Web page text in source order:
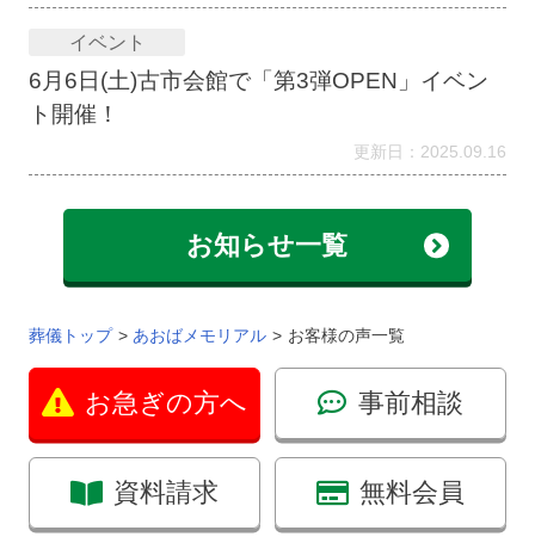
イベント
6月6日(土)古市会館で「第3弾OPEN」イベン
ト開催！
更新日：2025.09.16
お知らせ一覧
葬儀トップ あおばメモリアル お客様の声一覧
お急ぎの方へ 事前相談
資料請求 無料会員